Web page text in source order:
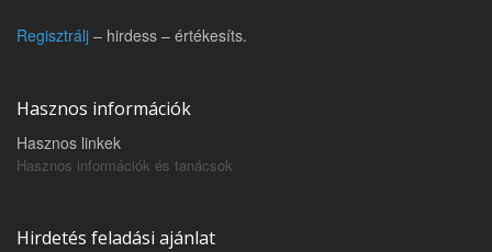
Regisztrálj – hirdess – értékesíts.
Hasznos információk
Hasznos linkek
Hasznos információk és tanácsok
Hirdetés feladási ajánlat